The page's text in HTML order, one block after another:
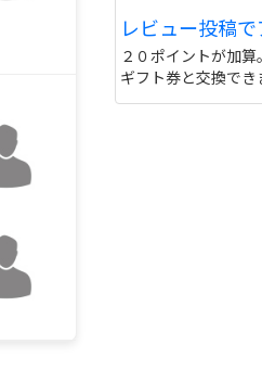
レビュー投稿
２０ポイントが加
ギフト券と交換でき